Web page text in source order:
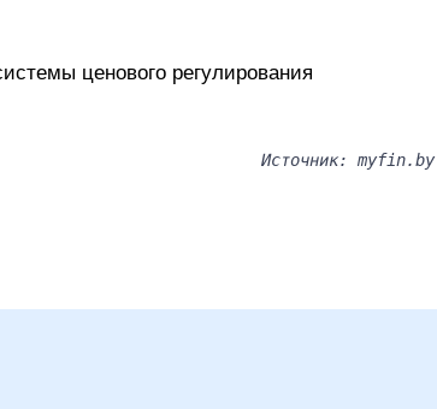
ценового регулирования
Источник: myfin.by